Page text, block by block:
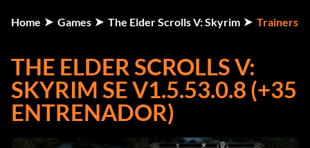
Home Games The Elder Scrolls V: Skyrim Trainers
THE ELDER SCROLLS V:
SKYRIM SE V1.5.53.0.8 (+35
ENTRENADOR)